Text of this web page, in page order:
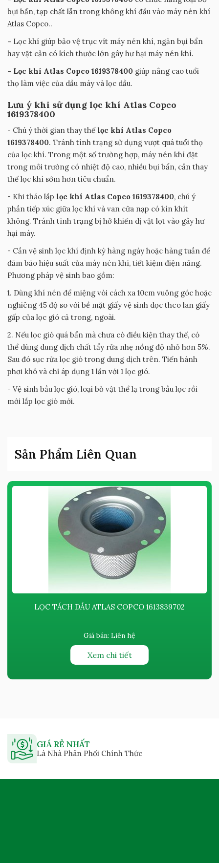
bụi bẩn, tạp chất lẫn trong không khí đầu vào máy nén khí
Atlas Copco..
- Lọc khí giúp bảo vệ trục vít máy nén khí, ngăn bụi bẩn
hay vật cản có kích thước lớn gây hư hại máy nén khí.
- Lọc khí Atlas Copco 1619378400 giúp nâng cao tuổi
thọ làm việc của dầu máy và lọc dầu.
Lưu ý khi sử dụng lọc khí Atlas Copco
1619378400
- Chú ý thời gian thay thếlọc khí Atlas Copco
1619378400. Tránh tình trạng sử dụng vượt quá tuổi thọ
của lọc khí. Trong một số trường hợp, máy nén khí đặt
trong môi trường có nhiệt độ cao, nhiều bụi bẩn, cần thay
thế lọc khí sớm hơn tiêu chuẩn.
- Khi tháo lắp lọc khí Atlas Copco 1619378400, chú ý
phần tiếp xúc giữa lọc khí và van cửa nạp có kín khít
không. Tránh tình trạng bị hở khiến dị vật lọt vào gây hư
hại máy.
- Cần vệ sinh lọc khí định kỳ hàng ngày hoặc hàng tuần để
đảm bảo hiệu suất của máy nén khí, tiết kiệm điện năng.
Phương pháp vệ sinh bao gồm:
1. Dùng khí nén để miệng vòi cách xa 10cm vuông góc hoặc
nghiêng 45 độ so với bề mặt giấy vệ sinh dọc theo lan giấy
gấp của lọc gió cả trong, ngoài.
2. Nếu lọc gió quá bẩn mà chưa có điều kiện thay thế, có
thể dùng dung dịch chất tẩy rửa nhẹ nồng độ nhỏ hơn 5%.
Sau đó sục rửa lọc gió trong dung dịch trên. Tiến hành
phơi khô và chỉ áp dụng 1 lần với 1 lọc gió.
- Vệ sinh bầu lọc gió, loại bỏ vật thể lạ trong bầu lọc rồi
mới lắp lọc gió mới.
Sản Phẩm Liên Quan
LỌC TÁCH DẦU ATLAS COPCO ​​​​​​1613839702
Giá bán: Liên hệ
Xem chi tiết
GIÁ RẺ NHẤT
Là Nhà Phân Phối Chính Thức